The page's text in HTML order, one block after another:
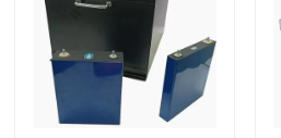
Kontrol kualitas
Hubungi kami